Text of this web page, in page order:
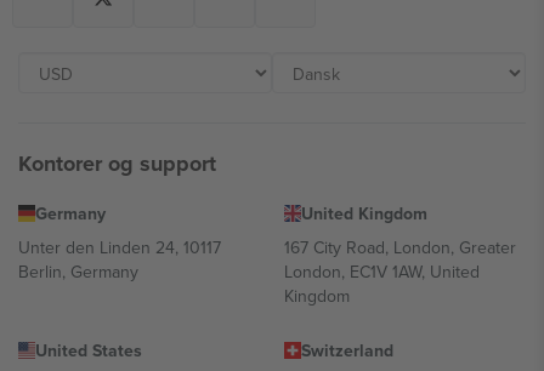
Kontorer og support
Germany
Unter den Linden 24, 10117
Berlin, Germany
United Kingdom
167 City Road, London, Greater
London, EC1V 1AW, United
Kingdom
United States
Switzerland